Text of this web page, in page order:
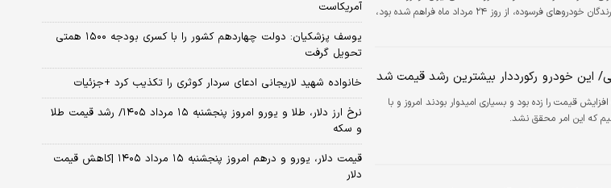
برای هر سه گروه متقاضیان عادی، مادران و دارندگان خودروهای فرسوده، از روز ۲۴ مرداد ماه فراهم شده بود،
این خودرو رکورددار بیشترین رشد قیمت شد
قیمت را زده بود و بسیاری امیدوار بودند امروز و با
که این امر محقق نشد.
آمریکاست
یوسف پزشکیان: دولت چهاردهم کشور را با کسری بودجه ۱۵۰۰ همتی
تحویل گرفت
خانواده شهید لاریجانی ادعای سردار کوثری را تکذیب کرد +جزئیات
نرخ ارز دلار، طلا و یورو امروز پنجشنبه ۱۵ مرداد ۱۴۰۵/ رشد قیمت طلا
و سکه
قیمت دلار، یورو و درهم امروز پنجشنبه ۱۵ مرداد ۱۴۰۵ |کاهش قیمت
دلار